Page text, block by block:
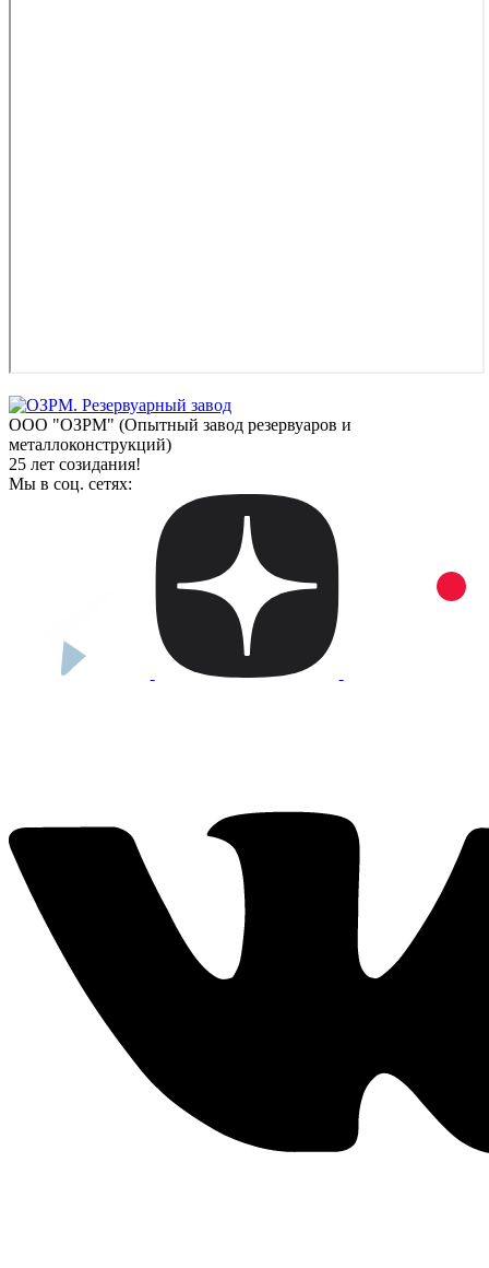
ООО "ОЗРМ" (Опытный завод резервуаров и
металлоконструкций)
25 лет созидания!
Мы в соц. сетях: